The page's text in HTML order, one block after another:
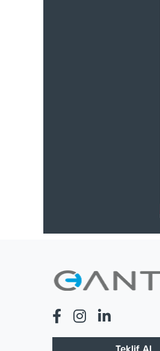
Teklif Al